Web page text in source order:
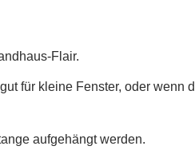
Flair.
für kleine Fenster, oder wenn
aufgehängt werden.